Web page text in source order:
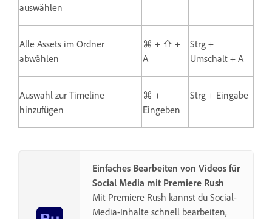
auswählen
Alle Assets im Ordner
abwählen
⌘ + ⇧ +
A
Strg +
Umschalt + A
Auswahl zur Timeline
hinzufügen
⌘ +
Eingeben
Strg + Eingabe
Einfaches Bearbeiten von Videos für
Social Media mit Premiere Rush
Mit Premiere Rush kannst du Social-
Media-Inhalte schnell bearbeiten,